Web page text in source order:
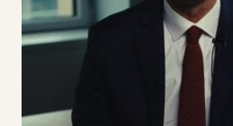
JETZT ENTDECKEN